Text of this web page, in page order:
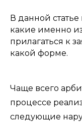
В данной
какие именно
прилагаться к
какой форме.
Чаще всего
процессе
следующие